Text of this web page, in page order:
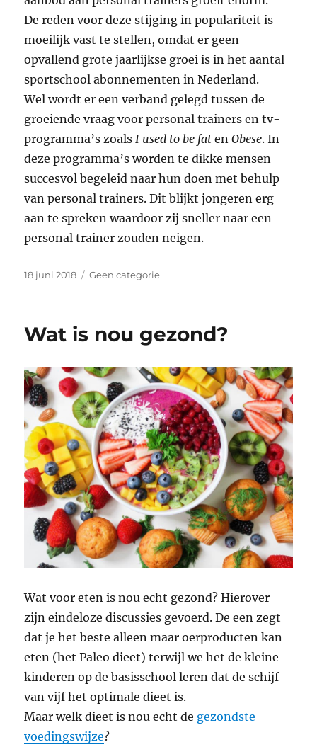
De reden voor deze stijging in populariteit is
moeilijk vast te stellen, omdat er geen
opvallend grote jaarlijkse groei is in het aantal
sportschool abonnementen in Nederland.
Wel wordt er een verband gelegd tussen de
groeiende vraag voor personal trainers en tv-
programma’s zoalsI used to be fat enObese. In
deze programma’s worden te dikke mensen
succesvol begeleid naar hun doen met behulp
van personal trainers. Dit blijkt jongeren erg
aan te spreken waardoor zij sneller naar een
personal trainer zouden neigen.
Geplaatst
18 juni 2018 Categorieën
Geen categorie
Wat is nou gezond?
Wat voor eten is nou echt gezond? Hierover
zijn eindeloze discussies gevoerd. De een zegt
dat je het beste alleen maar oerproducten kan
eten (het Paleo dieet) terwijl we het de kleine
kinderen op de basisschool leren dat de schijf
van vijf het optimale dieet is.
Maar welk dieet is nou echt de gezondste
voedingswijze?